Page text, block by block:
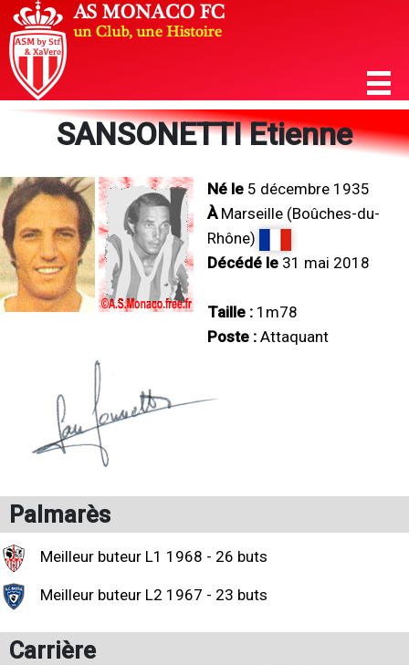
SANSONETTI Etienne
Né le 5 décembre 1935
ÀMarseille (Boûches-du-
Rhône)
Décédé le 31 mai 2018
Taille : 1m78
Poste : Attaquant
Palmarès
Meilleur buteur L1 1968 - 26 buts
Meilleur buteur L2 1967 - 23 buts
Carrière